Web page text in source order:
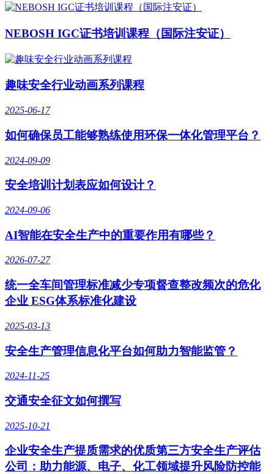
NEBOSH IGC证书培训课程（国际注安证）
趣味安全行业动画系列课程
2025-06-17
如何确保员工能够熟练使用环保一体化管理平台？
2024-09-09
安全培训计划表应如何设计？
2024-09-06
AI智能在安全生产中的重要作用有哪些？
2026-07-27
统一全车间管理标准减少专项督查整改频次的危化
企业 ESG体系标准化建设
2025-03-13
安全生产管理信息化平台如何助力智能监管？
2024-11-25
交通安全征文如何撰写
2025-10-21
企业安全生产提质需求的优质第三方安全生产评估
公司：助力能源、电子、化工领域提升风险防控能